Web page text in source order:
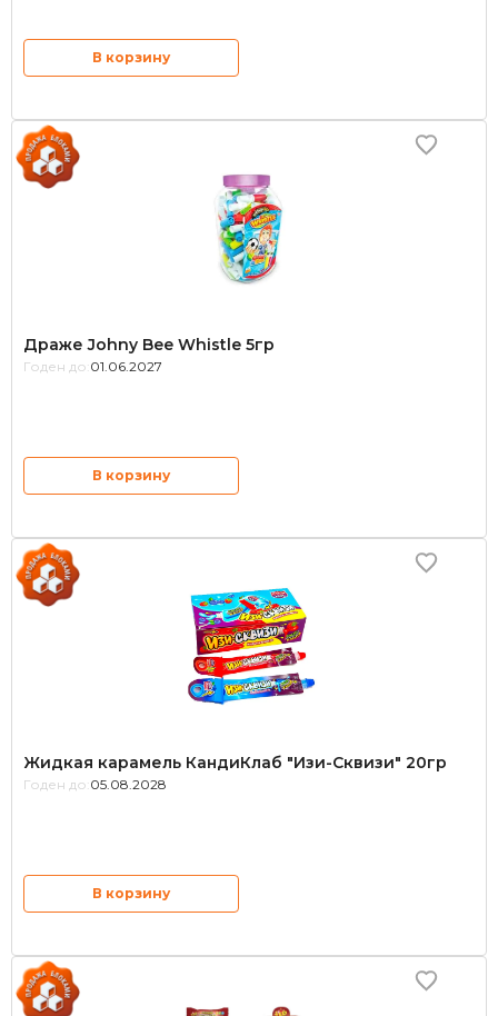
В корзину
Драже Johny Bee Whistle 5гр
Годен до: 01.06.2027
В корзину
Жидкая карамель КандиКлаб "Изи-Сквизи" 20гр
Годен до: 05.08.2028
В корзину